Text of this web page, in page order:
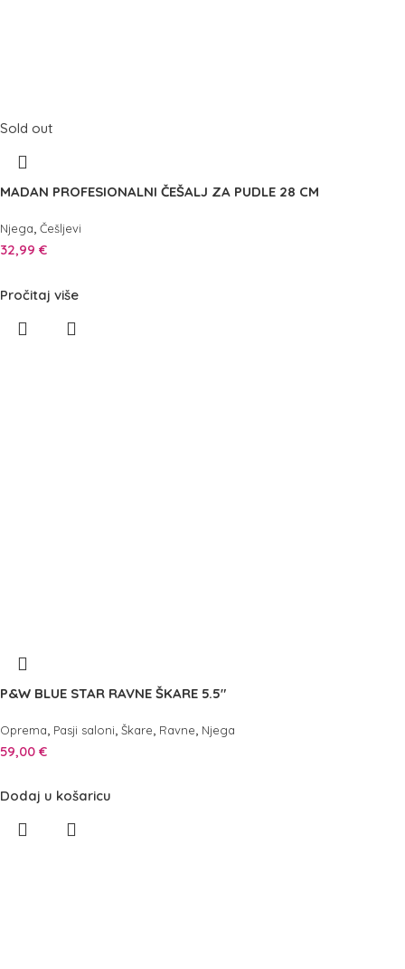
Sold out
MADAN PROFESIONALNI ČEŠALJ ZA PUDLE 28 CM
Njega, Češljevi
32,99 €
Pročitaj više
P&W BLUE STAR RAVNE ŠKARE 5.5″
Oprema Pasji saloni Škare Ravne Njega
59,00 €
Dodaj u košaricu